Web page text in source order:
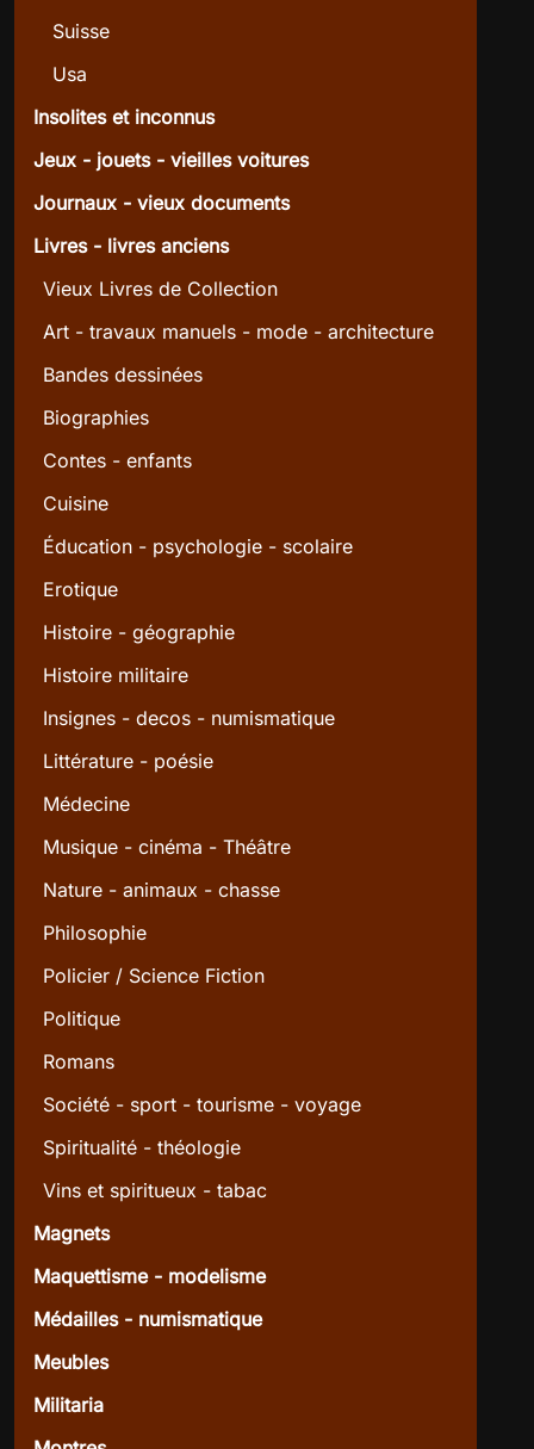
Suisse
Usa
Insolites et inconnus
Jeux - jouets - vieilles voitures
Journaux - vieux documents
Livres - livres anciens
Vieux Livres de Collection
Art - travaux manuels - mode - architecture
Bandes dessinées
Biographies
Contes - enfants
Cuisine
Éducation - psychologie - scolaire
Erotique
Histoire - géographie
Histoire militaire
Insignes - decos - numismatique
Littérature - poésie
Médecine
Musique - cinéma - Théâtre
Nature - animaux - chasse
Philosophie
Policier / Science Fiction
Politique
Romans
Société - sport - tourisme - voyage
Spiritualité - théologie
Vins et spiritueux - tabac
Magnets
Maquettisme - modelisme
Médailles - numismatique
Meubles
Militaria